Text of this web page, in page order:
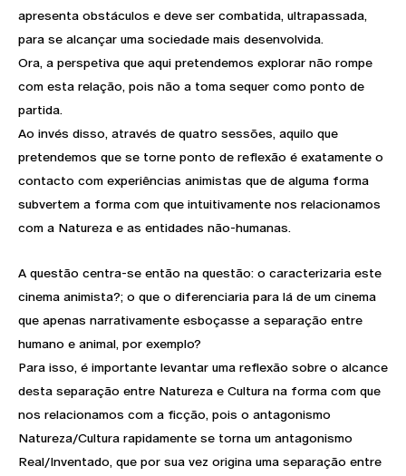
apresenta obstáculos e deve ser combatida, ultrapassada,
para se alcançar uma sociedade mais desenvolvida.
Ora, a perspetiva que aqui pretendemos explorar não rompe
com esta relação, pois não a toma sequer como ponto de
partida.
Ao invés disso, através de quatro sessões, aquilo que
pretendemos que se torne ponto de reflexão é exatamente o
contacto com experiências animistas que de alguma forma
subvertem a forma com que intuitivamente nos relacionamos
com a Natureza e as entidades não-humanas.
A questão centra-se então na questão: o caracterizaria este
cinema animista?; o que o diferenciaria para lá de um cinema
que apenas narrativamente esboçasse a separação entre
humano e animal, por exemplo?
Para isso, é importante levantar uma reflexão sobre o alcance
desta separação entre Natureza e Cultura na forma com que
nos relacionamos com a ficção, pois o antagonismo
Natureza/Cultura rapidamente se torna um antagonismo
Real/Inventado, que por sua vez origina uma separação entre